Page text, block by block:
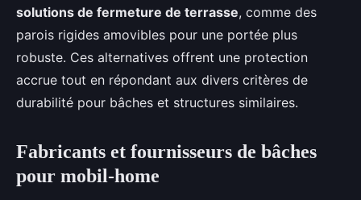
solutions de fermeture de terrasse, comme des
parois rigides amovibles pour une portée plus
robuste. Ces alternatives offrent une protection
accrue tout en répondant aux divers critères de
durabilité pour bâches et structures similaires.
Fabricants et fournisseurs de bâches
pour mobil-home